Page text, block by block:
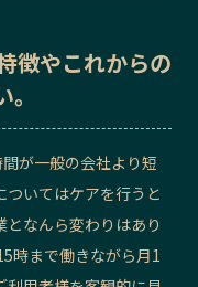
徴やこれからの
が一般の会社より短
ついてはケアを行うと
なんら変わりはあり
時まで働きながら月1